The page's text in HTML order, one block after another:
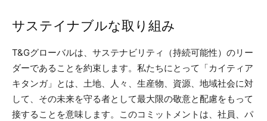
サステイナブルな取り組み
T&Gグローバルは、サステナビリティ（持続可能性）のリー
ダーであることを約束します。私たちにとって「カイティア
キタンガ」とは、土地、人々、生産物、資源、地域社会に対
して、その未来を守る者として最大限の敬意と配慮をもって
接することを意味します。このコミットメントは、社員、パ